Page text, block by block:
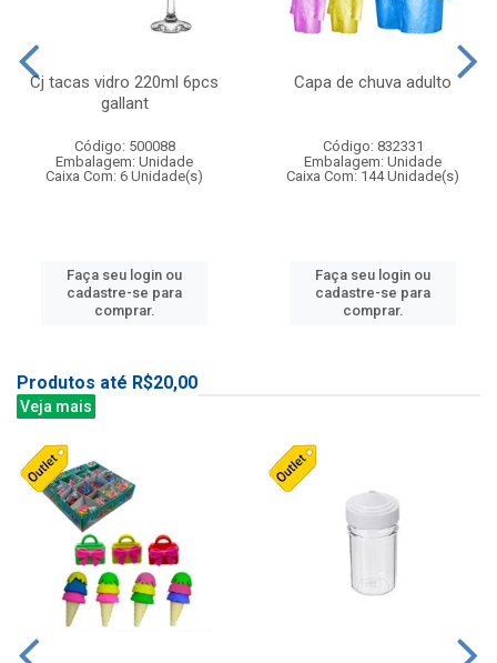
Cj tacas vidro 220ml 6pcs
gallant
Código: 500088
Embalagem: Unidade
Caixa Com: 6 Unidade(s)
Faça seu login ou
cadastre-se para
comprar.
Capa de chuva adulto
Código: 832331
Embalagem: Unidade
Caixa Com: 144 Unidade(s)
Faça seu login ou
cadastre-se para
comprar.
Produtos até R$20,00
Veja mais